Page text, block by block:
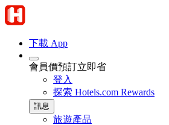
下載 App
會員價預訂立即省
登入
探索 Hotels.com Rewards
訊息
旅遊產品